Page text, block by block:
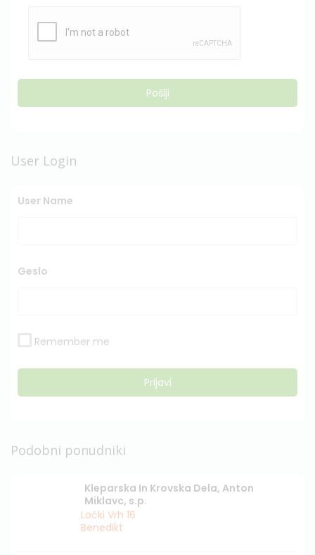
User Login
User Name
Geslo
Remember me
Podobni ponudniki
Kleparska In Krovska Dela, Anton
Miklavc, s.p.
Ločki Vrh 16
Benedikt